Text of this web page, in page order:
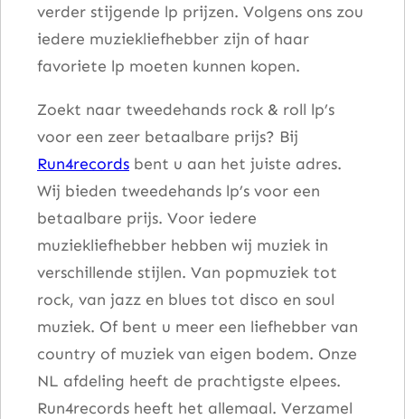
verder stijgende lp prijzen. Volgens ons zou
iedere muziekliefhebber zijn of haar
favoriete lp moeten kunnen kopen.
Zoekt naar tweedehands rock & roll lp’s
voor een zeer betaalbare prijs? Bij
Run4records bent u aan het juiste adres.
Wij bieden tweedehands lp’s voor een
betaalbare prijs. Voor iedere
muziekliefhebber hebben wij muziek in
verschillende stijlen. Van popmuziek tot
rock, van jazz en blues tot disco en soul
muziek. Of bent u meer een liefhebber van
country of muziek van eigen bodem. Onze
NL afdeling heeft de prachtigste elpees.
Run4records heeft het allemaal. Verzamel